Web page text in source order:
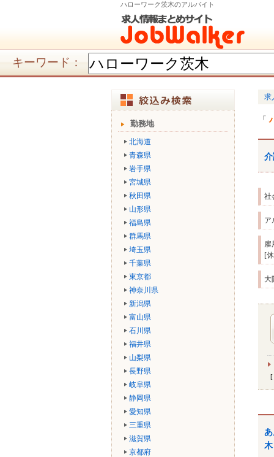
ハローワーク茨木のアルバイト
キーワード：
勤務地
北海道
青森県
岩手県
宮城県
秋田県
山形県
福島県
群馬県
埼玉県
千葉県
東京都
神奈川県
新潟県
富山県
石川県
福井県
山梨県
長野県
岐阜県
静岡県
愛知県
三重県
滋賀県
京都府
求
社
ア
雇
[
大
木